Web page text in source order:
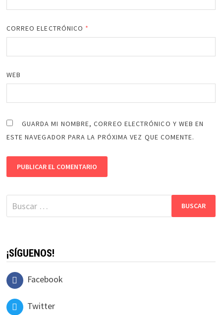
CORREO ELECTRÓNICO *
WEB
GUARDA MI NOMBRE, CORREO ELECTRÓNICO Y WEB EN
ESTE NAVEGADOR PARA LA PRÓXIMA VEZ QUE COMENTE.
Buscar:
¡SÍGUENOS!
Facebook
Twitter